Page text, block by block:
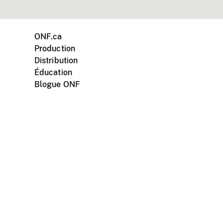
ONF.ca
Production
Distribution
Éducation
Blogue ONF